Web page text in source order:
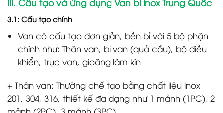
III. Cấu tạo và ứng dụng Van bi inox Trung Quốc
3.1: Cấu tạo chính
Van có cấu tạo đơn giản, bền bỉ với 5 bộ phận
chính như: Thân van, bi van (quả cầu), bộ điều
khiển, trục van, gioăng làm kín
+ Thân van: Thường chế tạo bằng chất liệu inox
201, 304, 316, thiết kế đa dạng như 1 mảnh (1PC), 2
mảnh (2PC), 3 mảnh (3PC)